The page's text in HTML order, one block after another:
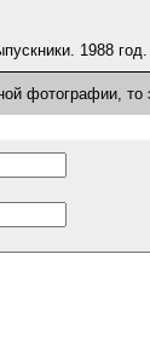
1988
фотографии,